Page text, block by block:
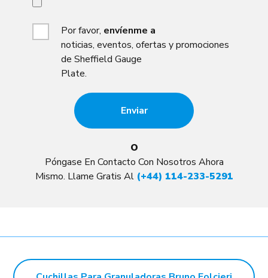
Por favor, envíenme a
noticias, eventos, ofertas y promociones
de Sheffield Gauge
Plate.
O
Póngase En Contacto Con Nosotros Ahora
Mismo. Llame Gratis Al (+44) 114-233-5291